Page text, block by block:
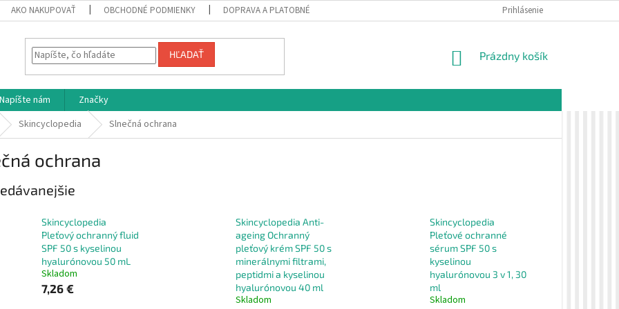
AKO NAKUPOVAŤ OBCHODNÉ PODMIENKY DOPRAVA A PLATOBNÉ PODMIENKY VZORKOVÁ PREDAJŇA
Prihlásenie
HĽADAŤ
NÁKUPNÝ
Prázdny košík
Napíšte nám
Značky
Skincyclopedia Slnečná ochrana
ochrana
Skincyclopedia
Pleťový ochranný fluid
SPF 50 s kyselinou
hyalurónovou 50 mL
Skladom
7,26 €
Skincyclopedia Anti-
ageing Ochranný
pleťový krém SPF 50 s
minerálnymi filtrami,
peptidmi a kyselinou
hyalurónovou 40 ml
Skladom
Skincyclopedia
Pleťové ochranné
sérum SPF 50 s
kyselinou
hyalurónovou 3 v 1, 30
ml
Skladom